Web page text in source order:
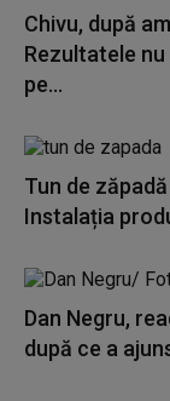
Chivu, după
Rezultatele
pe...
Tun de
Instalația
Dan Negru,
după ce a